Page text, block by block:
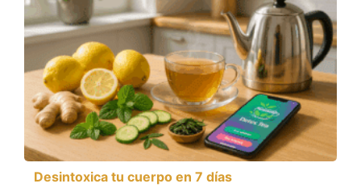
Desintoxica tu cuerpo en 7 días